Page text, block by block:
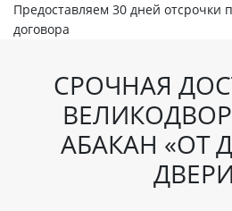
Предоставляем 30 дней отсрочки
договора
СРОЧНАЯ
АБАКАН «ОТ